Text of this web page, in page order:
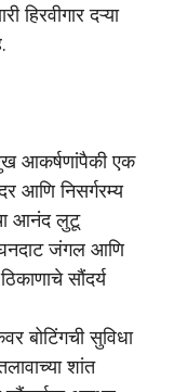
हिरवीगार दऱ्या
आकर्षणांपैकी एक
आणि निसर्गरम्य
आनंद लुटू
जंगल आणि
सौंदर्य
बोटिंगची सुविधा
शांत